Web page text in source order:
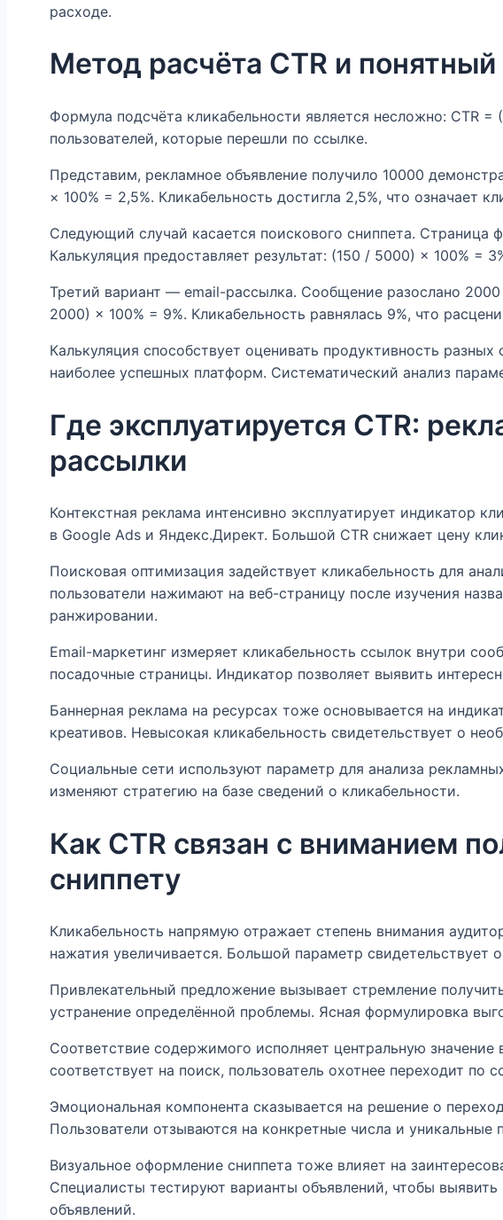
расходе.
Метод расчёта CTR и
Формула подсчёта кликабельности является несложно: CTR
пользователей, которые перешли по ссылке.
Представим, рекламное объявление получило 10000
× 100% = 2,5%. Кликабельность достигла 2,5%, что означает
Следующий случай касается поискового сниппета. Страница
Калькуляция предоставляет результат: (150 / 5000) × 100% =
Третий вариант — email-рассылка. Сообщение разослано
2000) × 100% = 9%. Кликабельность равнялась 9%, что
Калькуляция способствует оценивать продуктивность
наиболее успешных платформ. Систематический анализ
Где эксплуатируется CTR:
рассылки
Контекстная реклама интенсивно эксплуатирует индикатор
в Google Ads и Яндекс.Директ. Большой CTR снижает цену
Поисковая оптимизация задействует кликабельность для
пользователи нажимают на веб-страницу после изучения
ранжировании.
Email-маркетинг измеряет кликабельность ссылок внутри
посадочные страницы. Индикатор позволяет выявить
Баннерная реклама на ресурсах тоже основывается на
креативов. Невысокая кликабельность свидетельствует о
Социальные сети используют параметр для анализа
изменяют стратегию на базе сведений о кликабельности.
Как CTR связан с вниманием
сниппету
Кликабельность напрямую отражает степень внимания
нажатия увеличивается. Большой параметр свидетельствует
Привлекательный предложение вызывает стремление
устранение определённой проблемы. Ясная формулировка
Соответствие содержимого исполняет центральную
соответствует на поиск, пользователь охотнее переходит
Эмоциональная компонента сказывается на решение о
Пользователи отзываются на конкретные числа и уникальные
Визуальное оформление сниппета тоже влияет на
Специалисты тестируют варианты объявлений, чтобы
объявлений.